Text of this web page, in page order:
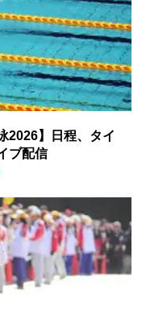
2026】日程、タイ
ブ配信